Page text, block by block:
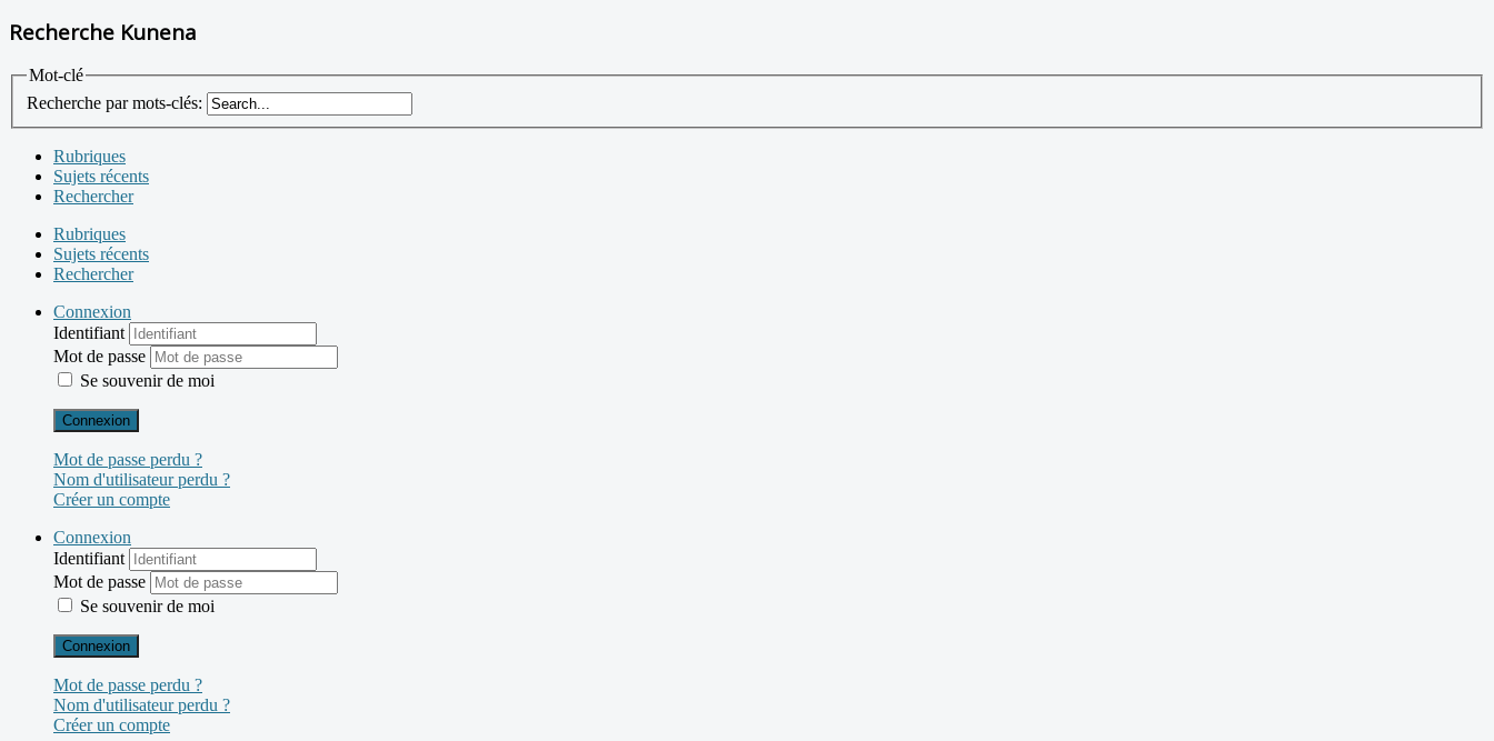
Recherche Kunena
Mot-clé
Recherche par mots-clés:
Rubriques
Sujets récents
Rechercher
Rubriques
Sujets récents
Rechercher
Connexion
Identifiant
Mot de passe
Se souvenir de moi
Connexion
Mot de passe perdu ?
Nom d'utilisateur perdu ?
Créer un compte
Connexion
Identifiant
Mot de passe
Se souvenir de moi
Connexion
Mot de passe perdu ?
Nom d'utilisateur perdu ?
Créer un compte